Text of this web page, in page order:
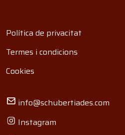
Política de privacitat
Termes i condicions
Cookies
info@schubertiades.com
Instagram